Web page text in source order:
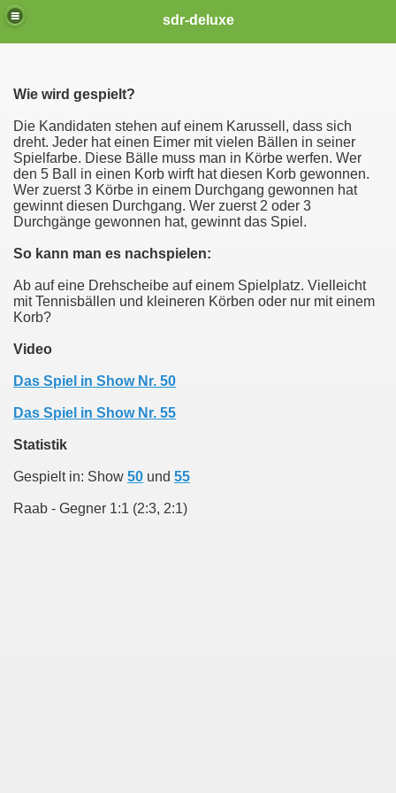
sdr-deluxe
Wie wird gespielt?
Die Kandidaten stehen auf einem Karussell, dass sich
dreht. Jeder hat einen Eimer mit vielen Bällen in seiner
Spielfarbe. Diese Bälle muss man in Körbe werfen. Wer
den 5 Ball in einen Korb wirft hat diesen Korb gewonnen.
Wer zuerst 3 Körbe in einem Durchgang gewonnen hat
gewinnt diesen Durchgang. Wer zuerst 2 oder 3
Durchgänge gewonnen hat, gewinnt das Spiel.
So kann man es nachspielen:
Ab auf eine Drehscheibe auf einem Spielplatz. Vielleicht
mit Tennisbällen und kleineren Körben oder nur mit einem
Korb?
Video
Das Spiel in Show Nr. 50
Das Spiel in Show Nr. 55
Statistik
Gespielt in: Show 50 und 55
Raab - Gegner 1:1 (2:3, 2:1)